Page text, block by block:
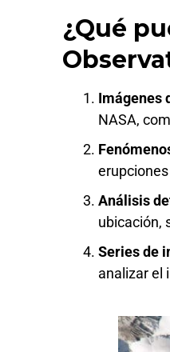
¿Qué
Imágenes
NASA,
Análisis
ubicación,
Series de
analizar el